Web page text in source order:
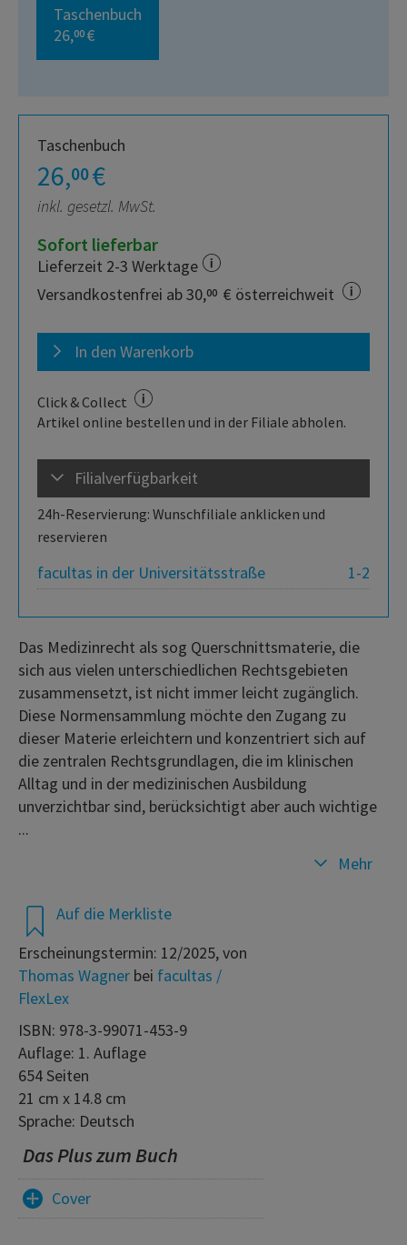
Taschenbuch
26,00 €
Taschenbuch
26,00€
inkl. gesetzl. MwSt.
Sofort lieferbar
Lieferzeit 2-3 Werktage
Versandkostenfrei ab 30,00 € österreichweit
In den Warenkorb
Click & Collect
Artikel online bestellen und in der Filiale abholen.
Filialverfügbarkeit
24h-Reservierung: Wunschfiliale anklicken und
reservieren
1-2
facultas in der Universitätsstraße
Auf die Merkliste
Erscheinungstermin: 12/2025, von
Thomas Wagner bei facultas /
FlexLex
ISBN: 978-3-99071-453-9
Auflage: 1. Auflage
654 Seiten
21 cm x 14.8 cm
Sprache: Deutsch
Das Plus zum Buch
Cover
Das Medizinrecht als sog Querschnittsmaterie, die
sich aus vielen unterschiedlichen Rechtsgebieten
zusammensetzt, ist nicht immer leicht zugänglich.
Diese Normensammlung möchte den Zugang zu
dieser Materie erleichtern und konzentriert sich auf
die zentralen Rechtsgrundlagen, die im klinischen
Alltag und in der medizinischen Ausbildung
unverzichtbar sind, berücksichtigt aber auch wichtige
...
Mehr